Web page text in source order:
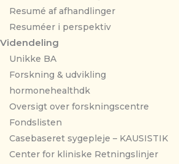
Resumé af afhandlinger
Resuméer i perspektiv
Videndeling
Unikke BA
Forskning & udvikling
hormonehealthdk
Oversigt over forskningscentre
Fondslisten
Casebaseret sygepleje – KAUSISTIK
Center for kliniske Retningslinjer